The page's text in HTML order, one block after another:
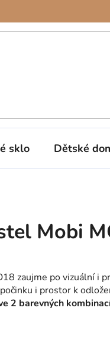
sklo Dětské
Mobi
zaujme po vizuální i
i prostor k
2 barevných